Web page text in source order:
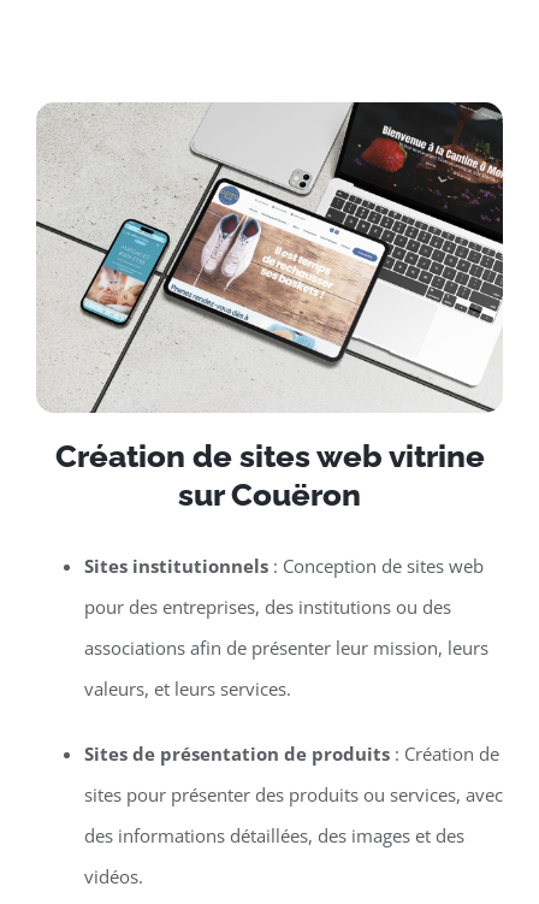
Création de sites web vitrine
sur Couëron
Sites institutionnels: Conception de sites web
pour des entreprises, des institutions ou des
associations afin de présenter leur mission, leurs
valeurs, et leurs services.
Sites de présentation de produits: Création de
sites pour présenter des produits ou services, avec
des informations détaillées, des images et des
vidéos.